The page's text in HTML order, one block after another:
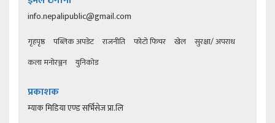
info.nepalipublic@gmail.com
गृहपृष्ठ पब्लिक अपडेट राजनीति फोटो फिचर खेल
सुरक्षा/ अपराध
कला मनोरञ्जन
युनिकोड
प्रकाशक
म्याक मिडिया एण्ड सर्भिसेज प्रा.लि